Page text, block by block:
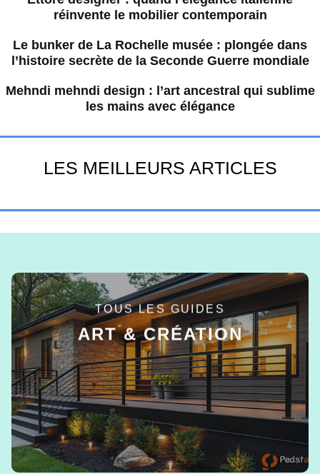
réinvente le mobilier contemporain
Le bunker de La Rochelle musée : plongée dans
l’histoire secrète de la Seconde Guerre mondiale
Mehndi mehndi design : l’art ancestral qui sublime
les mains avec élégance
LES MEILLEURS ARTICLES
TOUS LES GUIDES
ART & CRÉATION
EN SAVOIR +